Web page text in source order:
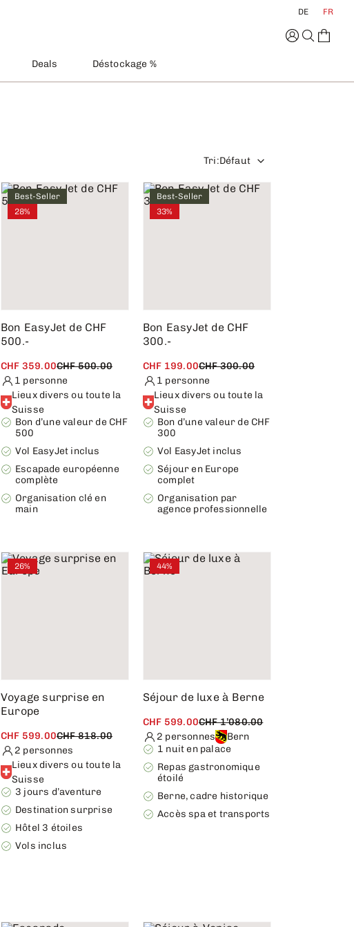
DE FR
Deals Déstockage %
Tri:Défaut
Best-Seller
28%
Bon EasyJet de CHF
500.-
CHF 359.00CHF 500.00
1 personne
Lieux divers ou toute la
Suisse
Bon d’une valeur de CHF
500
Vol EasyJet inclus
Escapade européenne
complète
Organisation clé en
main
Best-Seller
33%
Bon EasyJet de CHF
300.-
CHF 199.00CHF 300.00
1 personne
Lieux divers ou toute la
Suisse
Bon d’une valeur de CHF
300
Vol EasyJet inclus
Séjour en Europe
complet
Organisation par
agence professionnelle
26%
Voyage surprise en
Europe
CHF 599.00CHF 818.00
2 personnes
Lieux divers ou toute la
Suisse
3 jours d’aventure
Destination surprise
Hôtel 3 étoiles
Vols inclus
44%
Séjour de luxe à Berne
CHF 599.00CHF 1’080.00
2 personnes
Bern
1 nuit en palace
Repas gastronomique
étoilé
Berne, cadre historique
Accès spa et transports